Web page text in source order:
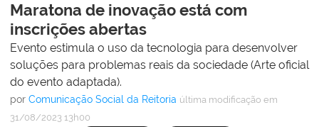
Maratona de inovação está com
inscrições abertas
Evento estimula o uso da tecnologia para desenvolver
soluções para problemas reais da sociedade (Arte oficial
do evento adaptada).
por Comunicação Social da Reitoria última modificação em
31/08/2023 13h00